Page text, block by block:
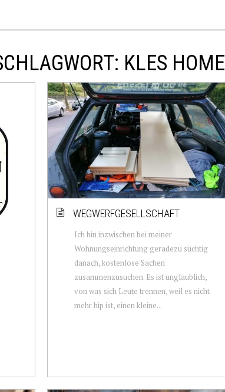
KLES HOME
WEGWERFGESELLSCHAFT
Ich bin inzwischen bei meiner
Wohnungseinrichtung geradezu süchtig
danach, kostenlose Sachen
zusammenzusuchen. Es ist unglaublich,
von was sich Leute trennen, weil es nicht
mehr hip ist, einen kleine...